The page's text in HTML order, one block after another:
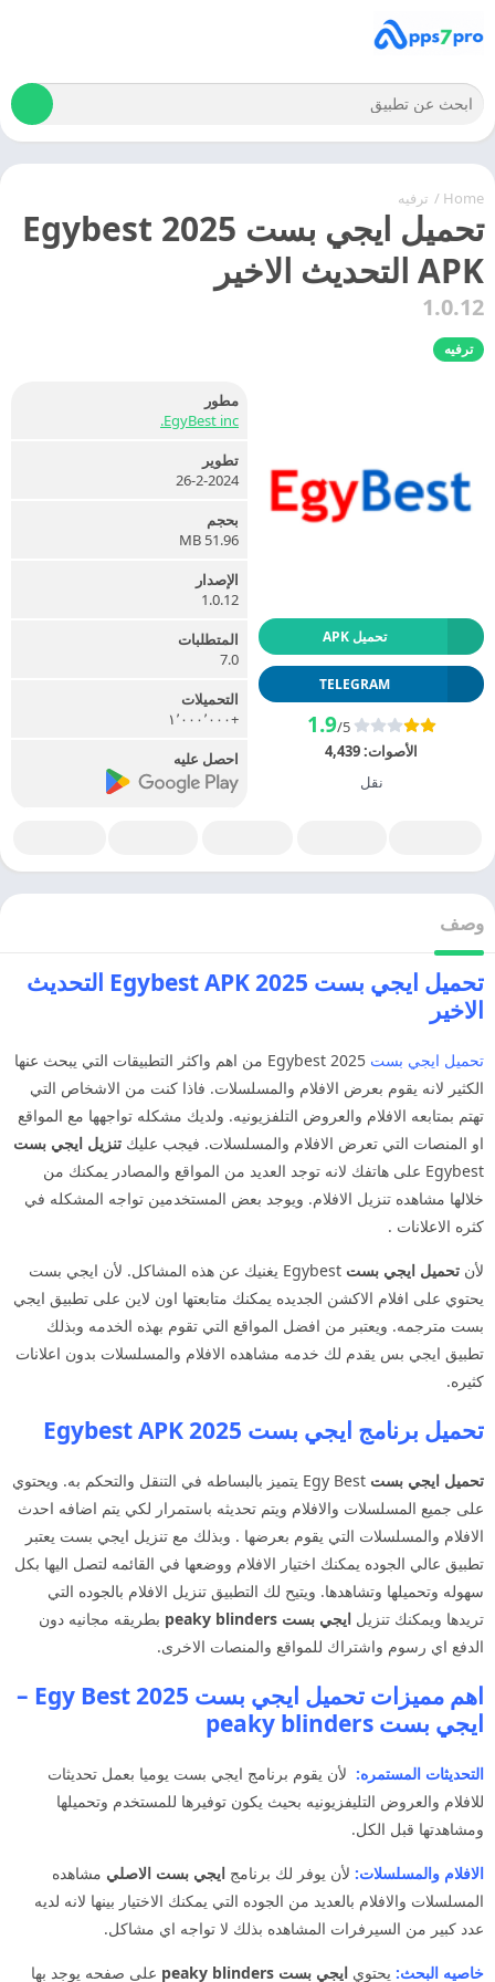
Home
/ ترفيه
تحميل ايجي بست 2025 Egybest
APK التحديث الاخير
1.0.12
ترفيه
تحميل APK
TELEGRAM
1.9/5
الأصوات:4,439
نقل
مطور
EgyBest inc.
تطوير
26-2-2024
بحجم
51.96 MB
الإصدار
1.0.12
المتطلبات
7.0
التحميلات
+١٬٠٠٠٬٠٠٠
احصل عليه
وصف
تحميل ايجي بست 2025 Egybest APK التحديث
الاخير
تحميل ايجي بست
2025 Egybest من اهم واكثر التطبيقات التي يبحث عنها
الكثير لانه يقوم بعرض الافلام والمسلسلات. فاذا كنت من الاشخاص التي
تهتم بمتابعه الافلام والعروض التلفزيونيه. ولديك مشكله تواجهها مع المواقع
او المنصات التي تعرض الافلام والمسلسلات. فيجب عليك تنزيل ايجي بست
Egybest على هاتفك لانه توجد العديد من المواقع والمصادر يمكنك من
خلالها مشاهده تنزيل الافلام. ويوجد بعض المستخدمين تواجه المشكله في
كثره الاعلانات .
لأن تحميل ايجي بست
Egybest يغنيك عن هذه المشاكل. لأن ايجي بست
يحتوي على افلام الاكشن الجديده يمكنك متابعتها اون لاين على تطبيق ايجي
بست مترجمه. ويعتبر من افضل المواقع التي تقوم بهذه الخدمه وبذلك
تطبيق ايجي بس يقدم لك خدمه مشاهده الافلام والمسلسلات بدون اعلانات
كثيره.
تحميل برنامج ايجي بست Egybest APK 2025
تحميل ايجي بست
Egy Best يتميز بالبساطه في التنقل والتحكم به. ويحتوي
على جميع المسلسلات والافلام ويتم تحديثه باستمرار لكي يتم اضافه احدث
الافلام والمسلسلات التي يقوم بعرضها . وبذلك مع تنزيل ايجي بست يعتبر
تطبيق عالي الجوده يمكنك اختيار الافلام ووضعها في القائمه لتصل اليها بكل
سهوله وتحميلها وتشاهدها. ويتيح لك التطبيق تنزيل الافلام بالجوده التي
تريدها ويمكنك تنزيل ايجي بست peaky blinders
بطريقه مجانيه دون
الدفع اي رسوم واشتراك للمواقع والمنصات الاخرى.
اهم مميزات تحميل ايجي بست 2025 Egy Best –
ايجي بست peaky blinders
التحديثات المستمره: لأن يقوم برنامج ايجي بست يوميا بعمل تحديثات
للافلام والعروض التليفزيونيه بحيث يكون توفيرها للمستخدم وتحميلها
ومشاهدتها قبل الكل.
الافلام والمسلسلات: لأن يوفر لك برنامج ايجي بست الاصلي مشاهده
المسلسلات والافلام بالعديد من الجوده التي يمكنك الاختيار بينها لانه لديه
عدد كبير من السيرفرات المشاهده بذلك لا تواجه اي مشاكل.
خاصيه البحث: يحتوي ايجي بست peaky blinders على صفحه يوجد بها